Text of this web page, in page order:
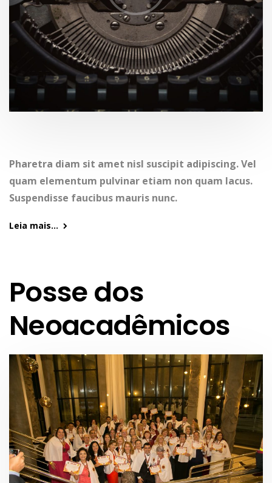
Pharetra diam sit amet nisl suscipit adipiscing. Vel
quam elementum pulvinar etiam non quam lacus.
Suspendisse faucibus mauris nunc.
Leia mais...
Posse dos
Neoacadêmicos